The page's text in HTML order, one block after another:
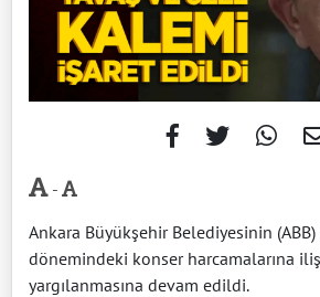
-
Ankara Büyükşehir Belediyesinin
dönemindeki konser harcamalarına
yargılanmasına devam edildi.